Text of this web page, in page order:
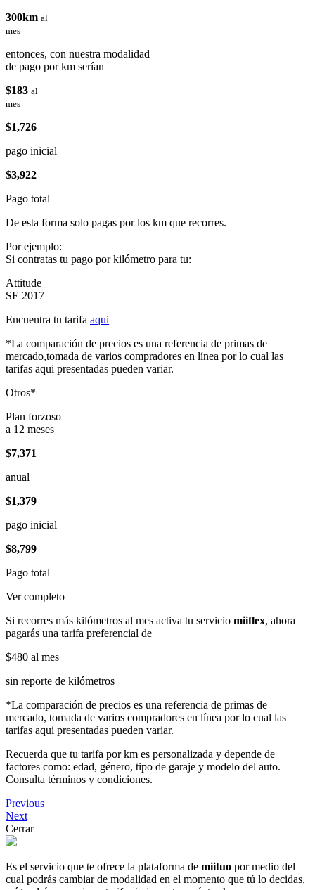
300km al
mes
entonces, con nuestra modalidad
de pago por km serían
$183 al
mes
$1,726
pago inicial
$3,922
Pago total
De esta forma solo pagas por los km que recorres.
Por ejemplo:
Si contratas tu pago por kilómetro para tu:
Attitude
SE 2017
Encuentra tu tarifa aqui
*La comparación de precios es una referencia de primas de
mercado,tomada de varios compradores en línea por lo cual las
tarifas aqui presentadas pueden variar.
Otros*
Plan forzoso
a 12 meses
$7,371
anual
$1,379
pago inicial
$8,799
Pago total
Ver completo
Si recorres más kilómetros al mes activa tu servicio miiflex, ahora
pagarás una tarifa preferencial de
$480 al mes
sin reporte de kilómetros
*La comparación de precios es una referencia de primas de
mercado, tomada de varios compradores en línea por lo cual las
tarifas aqui presentadas pueden variar.
Recuerda que tu tarifa por km es personalizada y depende de
factores como: edad, género, tipo de garaje y modelo del auto.
Consulta términos y condiciones.
Previous
Next
Cerrar
Es el servicio que te ofrece la plataforma de miituo por medio del
cual podrás cambiar de modalidad en el momento que tú lo decidas,